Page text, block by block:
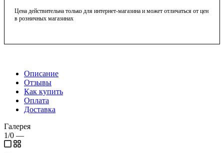
Цена действительна только для интернет-магазина и может отличаться от цен
в розничных магазинах
Описание
Отзывы
Как купить
Оплата
Доставка
Галерея
1/0 —